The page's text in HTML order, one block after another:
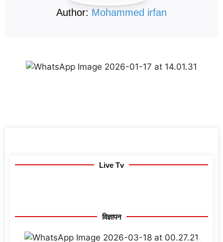
Author: Mohammed irfan
Live Tv
विज्ञापन